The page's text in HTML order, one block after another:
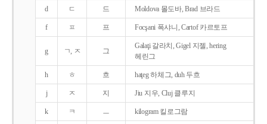
d ㄷ 드 Moldova 몰도바, Brad 브라드
f ㅍ 프 Focşani 폭샤니, Cartof 카르토프
g ㄱ, ㅈ 그
Galaţi 갈라치, Gigel 지젤, hering
헤린그
h ㅎ 흐 haţeg 하체그, duh 두흐
j ㅈ 지 Jiu 지우, Cluj 클루지
k ㅋ ㅡ kilogram 킬로그람